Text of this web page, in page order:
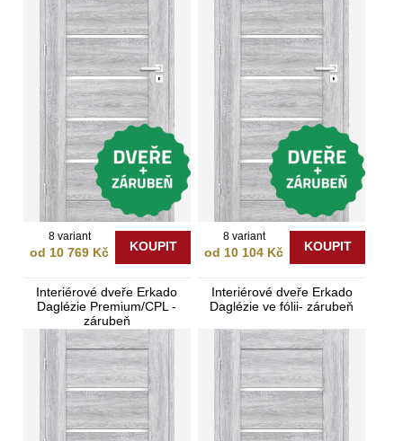
8 variant
od 10 769 Kč KOUPIT
8 variant
od 10 104 Kč KOUPIT
Interiérové dveře Erkado
Daglézie Premium/CPL -
zárubeň
Interiérové dveře Erkado
Daglézie ve fólii- zárubeň